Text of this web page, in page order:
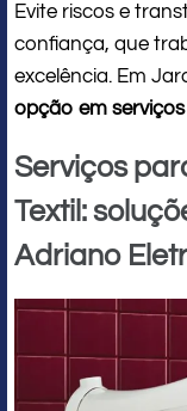
Evite riscos e
confiança, que
excelência. Em
opção em
Serviços
Textil:
Adriano